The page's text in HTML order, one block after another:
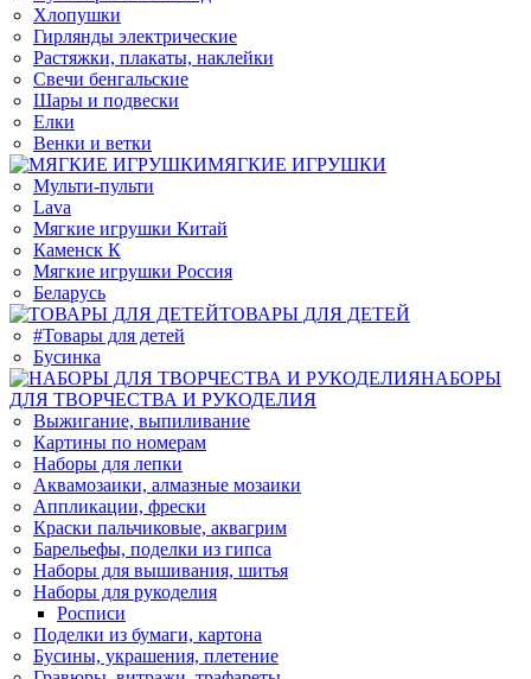
Хлопушки
Гирлянды электрические
Растяжки, плакаты, наклейки
Свечи бенгальские
Шары и подвески
Елки
Венки и ветки
МЯГКИЕ ИГРУШКИ
Мульти-пульти
Lava
Мягкие игрушки Китай
Каменск К
Мягкие игрушки Россия
Беларусь
ТОВАРЫ ДЛЯ ДЕТЕЙ
#Товары для детей
Бусинка
НАБОРЫ
ДЛЯ ТВОРЧЕСТВА И РУКОДЕЛИЯ
Выжигание, выпиливание
Картины по номерам
Наборы для лепки
Аквамозаики, алмазные мозаики
Аппликации, фрески
Краски пальчиковые, аквагрим
Барельефы, поделки из гипса
Наборы для вышивания, шитья
Наборы для рукоделия
Росписи
Поделки из бумаги, картона
Бусины, украшения, плетение